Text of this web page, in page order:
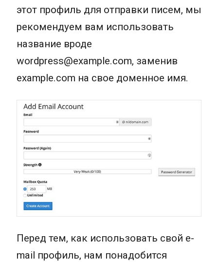
этот профиль для отправки писем, мы
рекомендуем вам использовать
название вроде
wordpress@example.com, заменив
example.com на свое доменное имя.
Перед тем, как использовать свой e-
mail профиль, нам понадобится